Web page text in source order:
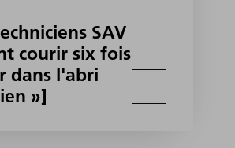
SAV
courir six fois
dans l'abri
»]